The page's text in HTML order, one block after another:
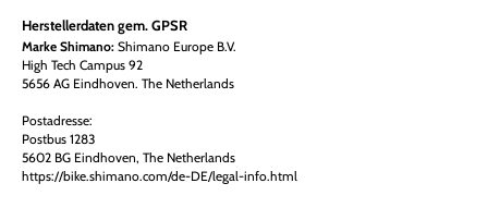
Herstellerdaten gem. GPSR
Marke Shimano: Shimano Europe B.V.
High Tech Campus 92
5656 AG Eindhoven. The Netherlands
Postadresse:
Postbus 1283
5602 BG Eindhoven, The Netherlands
https://bike.shimano.com/de-DE/legal-info.html